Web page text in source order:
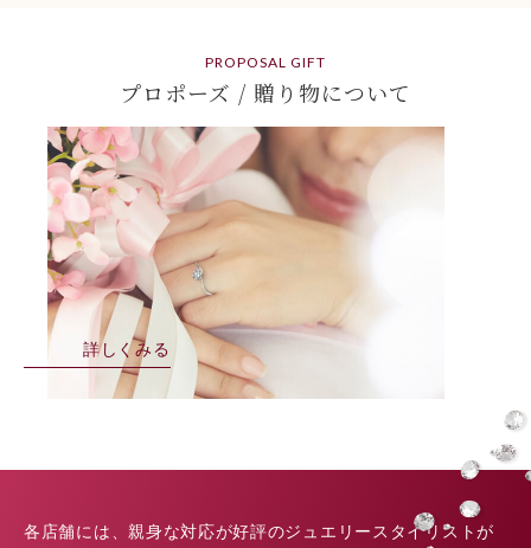
PROPOSAL GIFT
プロポーズ / 贈り物について
詳しくみる
各店舗には、親身な対応が好評のジュエリースタイリストが